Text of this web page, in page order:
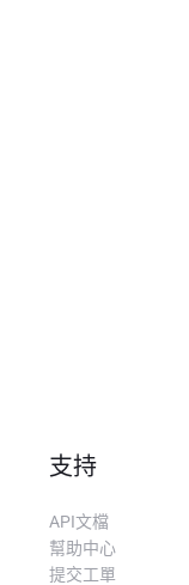
支持
API文檔
幫助中心
提交工單